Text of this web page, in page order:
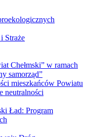
Straże
Chełmski” w ramach
samorząd”
mieszkańców Powiatu
neutralności
Ład: Program